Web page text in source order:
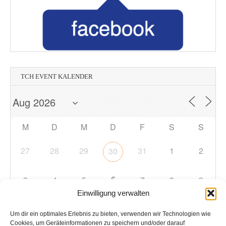
Einwilligung verwalten
Um dir ein optimales Erlebnis zu bieten, verwenden wir Technologien wie
Cookies, um Geräteinformationen zu speichern und/oder darauf
TCH EVENT KALENDER
M D M D F S S
27 28 29 30 31 1 2
3 4 5 6 7 8 9
10 11 12 13 14 15